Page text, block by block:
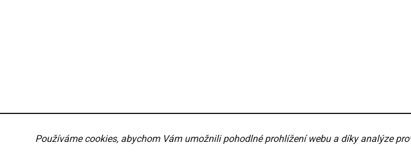
Používáme cookies, abychom Vám umožnili pohodlné prohlížení webu a díky analýze